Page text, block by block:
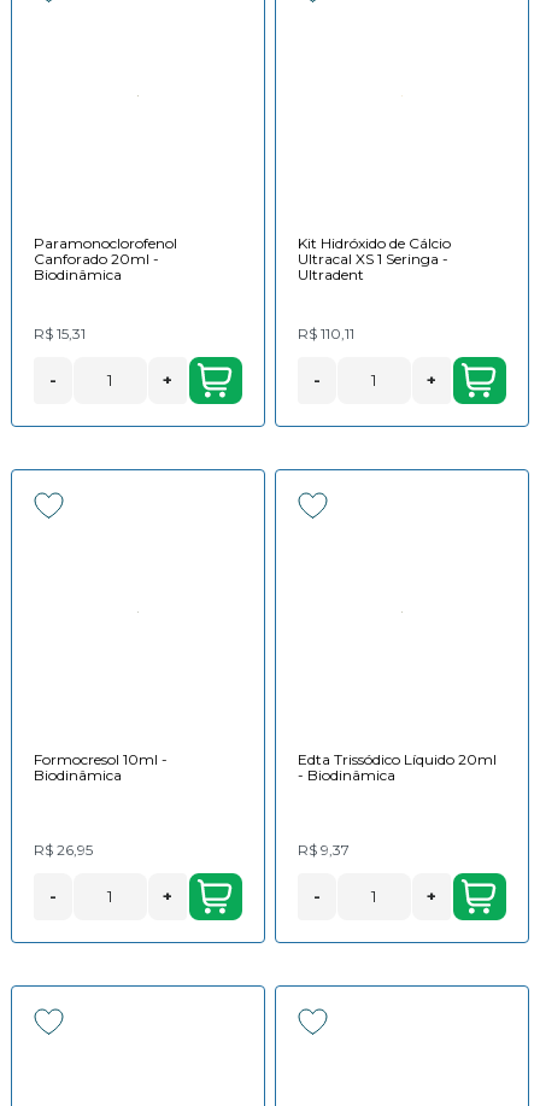
Paramonoclorofenol
Canforado 20ml -
Biodinâmica
R$ 15,31
- +
Kit Hidróxido de Cálcio
Ultracal XS 1 Seringa -
Ultradent
R$ 110,11
- +
Formocresol 10ml -
Biodinâmica
R$ 26,95
- +
Edta Trissódico Líquido 20ml
- Biodinâmica
R$ 9,37
- +